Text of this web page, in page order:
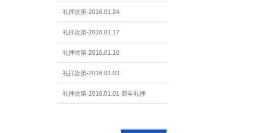
礼拝次第-2016.01.24
礼拝次第-2016.01.17
礼拝次第-2016.01.10
礼拝次第-2016.01.03
礼拝次第-2016.01.01-新年礼拝